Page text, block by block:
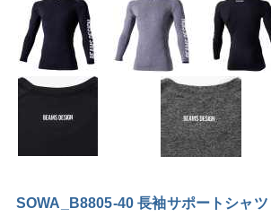
SOWA_B8805-40 長袖サポートシャ